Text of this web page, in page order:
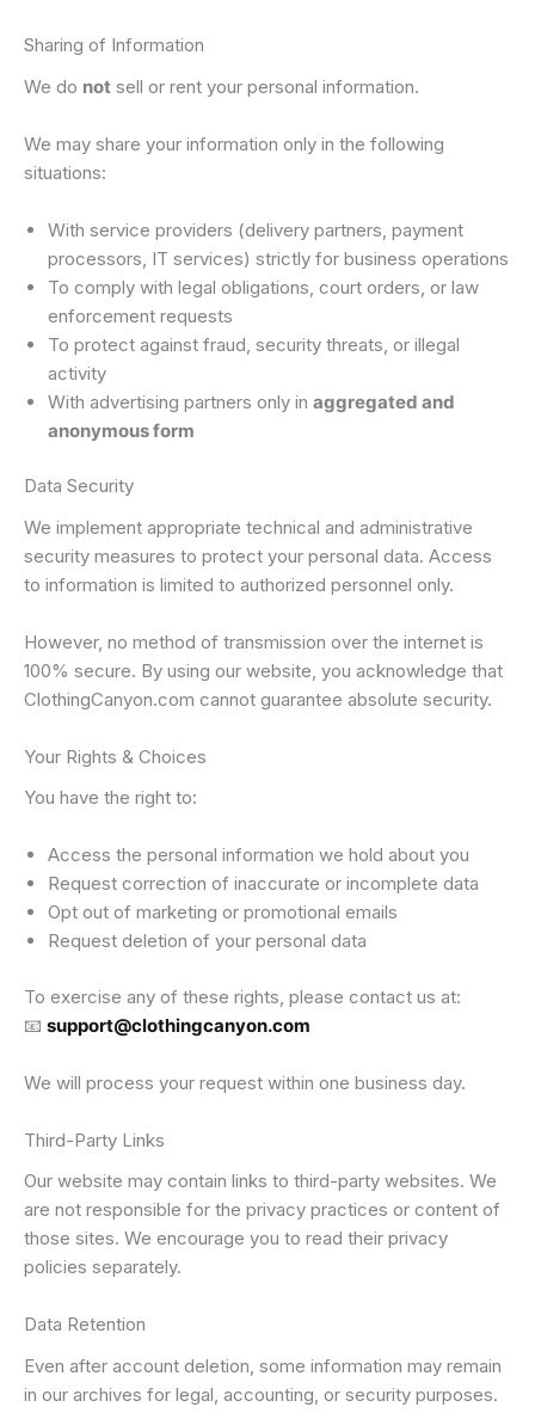
Sharing of Information
We do not sell or rent your personal information.
We may share your information only in the following
situations:
With service providers (delivery partners, payment
processors, IT services) strictly for business operations
To comply with legal obligations, court orders, or law
enforcement requests
To protect against fraud, security threats, or illegal
activity
With advertising partners only in aggregated and
anonymous form
Data Security
We implement appropriate technical and administrative
security measures to protect your personal data. Access
to information is limited to authorized personnel only.
However, no method of transmission over the internet is
100% secure. By using our website, you acknowledge that
ClothingCanyon.com cannot guarantee absolute security.
Your Rights & Choices
You have the right to:
Access the personal information we hold about you
Request correction of inaccurate or incomplete data
Opt out of marketing or promotional emails
Request deletion of your personal data
To exercise any of these rights, please contact us at:
📧 support@clothingcanyon.com
We will process your request within one business day.
Third-Party Links
Our website may contain links to third-party websites. We
are not responsible for the privacy practices or content of
those sites. We encourage you to read their privacy
policies separately.
Data Retention
Even after account deletion, some information may remain
in our archives for legal, accounting, or security purposes.